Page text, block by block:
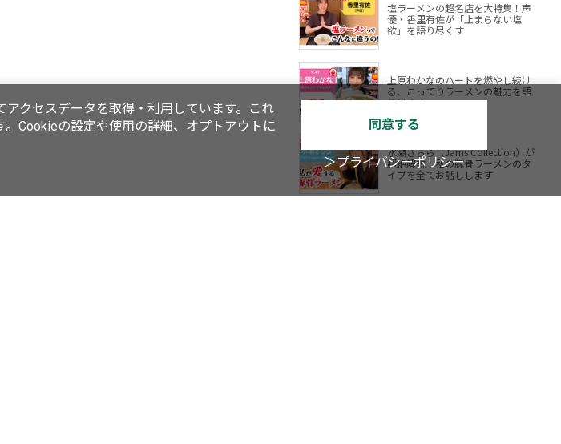
塩ラーメンの超名店を大特集！声
優・香里有佐が「止まらない塩
欲」を語り尽くす
上原わかなのハートを燃やし続け
る、こってりラーメンの魅力を語
り尽くす
水瀬さらら（Jams Collection）が
超絶解説！私の豚骨ラーメンのタ
イプを全てお話しします
クセスデータを取得・利用しています。これ
Cookieの設定や使用の詳細、オプトアウトに
同意する
＞プライバシーポリシー